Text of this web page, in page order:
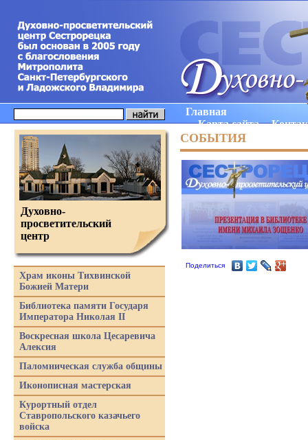
Главная
Карта сайта
СОБЫТИЯ
Поделиться
Духовно-
просветительский
центр
Храм иконы Тихвинской
Божией Матери
Библиотека памяти Государя
Императора Николая II
Воскресная школа Цесаревича
Алексия
Паломническая служба общины
Иконописная мастерская
Курортный отдел
Ставропольского казачьего
войска